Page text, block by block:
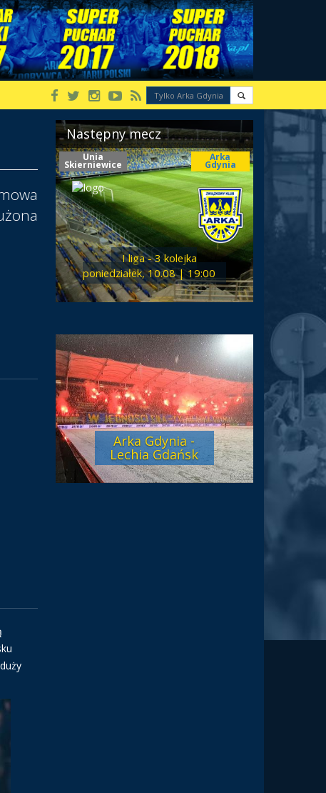
Następny mecz
Unia
Skierniewice
Arka
Gdynia
I liga - 3 kolejka
poniedziałek, 10.08 | 19:00
Arka Gdynia -
Lechia Gdańsk